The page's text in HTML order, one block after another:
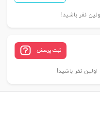
نفر باشید!
ثبت پرسش
نفر باشید!